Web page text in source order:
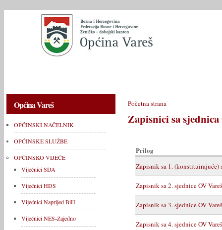
Općina Vareš
OPĆINSKI NAČELNIK
OPĆINSKE SLUŽBE
OPĆINSKO VIJEĆE
Vijećnici SDA
Vijećnici HDS
Vijećnici Naprijed BiH
Vijećnici NES-Zajedno
Početna strana
Zapisnici sa sjednica
Prilog
Zapisnik sa 1. (konstituirajuće)
Zapisnik sa 2. sjednice OV
Zapisnik sa 3. sjednice OV
Zapisnik sa 4. sjednice OV